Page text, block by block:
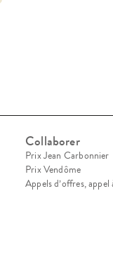
Collaborer
Prix Jean Carbonnier
Prix Vendôme
Appels d’offres,